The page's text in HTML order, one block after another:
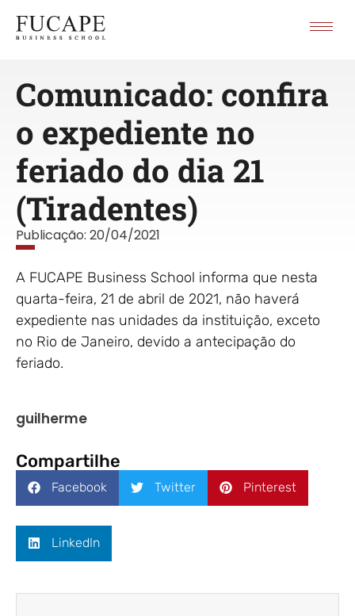
Comunicado: confira
o expediente no
feriado do dia 21
(Tiradentes)
Publicação: 20/04/2021
A FUCAPE Business School informa que nesta
quarta-feira, 21 de abril de 2021, não haverá
expediente nas unidades da instituição, exceto
no Rio de Janeiro, devido a antecipação do
feriado.
guilherme
Compartilhe
Facebook Twitter Pinterest
LinkedIn